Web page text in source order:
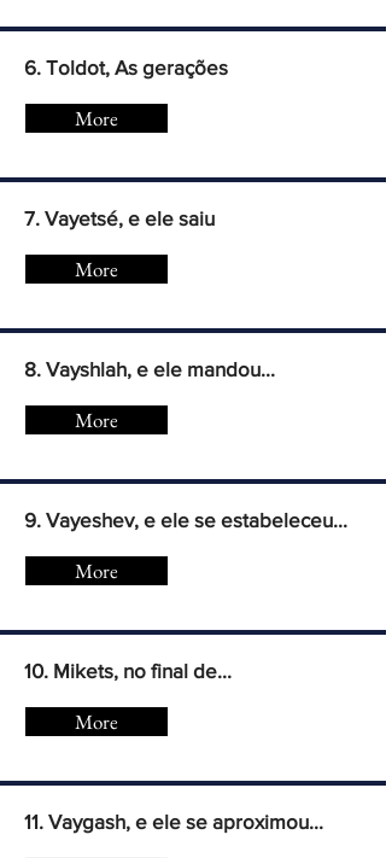
6. Toldot, As gerações
More
7. Vayetsé, e ele saiu
More
8. Vayshlah, e ele mandou...
More
9. Vayeshev, e ele se estabeleceu...
More
10. Mikets, no final de...
More
11. Vaygash, e ele se aproximou...